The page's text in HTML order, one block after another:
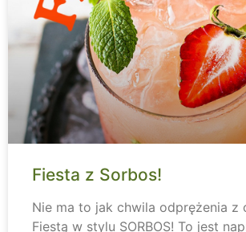
Fiesta z Sorbos!
Nie ma to jak chwila odprężenia z
Fiestą w stylu SORBOS! To jest